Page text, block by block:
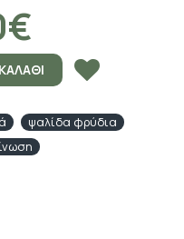
ΚΑΛΆΘΙ
ψαλίδα φρύδια